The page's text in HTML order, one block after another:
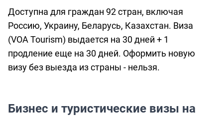
Доступна для граждан 92 стран, включая
Россию, Украину, Беларусь, Казахстан. Виза
(VOA Tourism) выдается на 30 дней + 1
продление еще на 30 дней. Оформить новую
визу без выезда из страны - нельзя.
Бизнес и туристические визы на